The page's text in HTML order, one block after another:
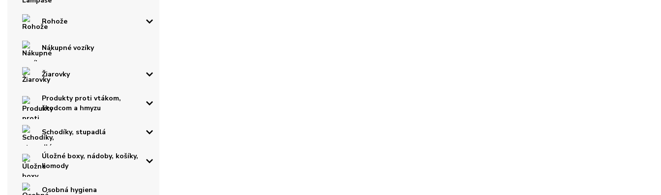
Rohože
Nákupné vozíky
Žiarovky
Produkty proti vtákom,
škodcom a hmyzu
Schodíky, stupadlá
Úložné boxy, nádoby, košíky,
komody
Osobná hygiena